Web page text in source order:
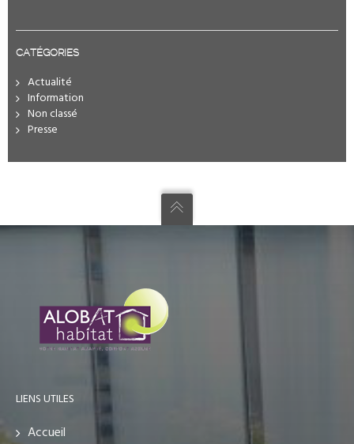
CATÉGORIES
Actualité
Information
Non classé
Presse
LIENS UTILES
Accueil